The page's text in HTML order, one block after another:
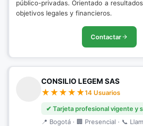
público-privadas. Orientado a
objetivos legales y financieros.
Contactar
CONSILIO LEGEM SAS
14 Usuarios
✔ Tarjeta profesional vigente y
📍 Bogotá · 🏢 Presencial · 📞